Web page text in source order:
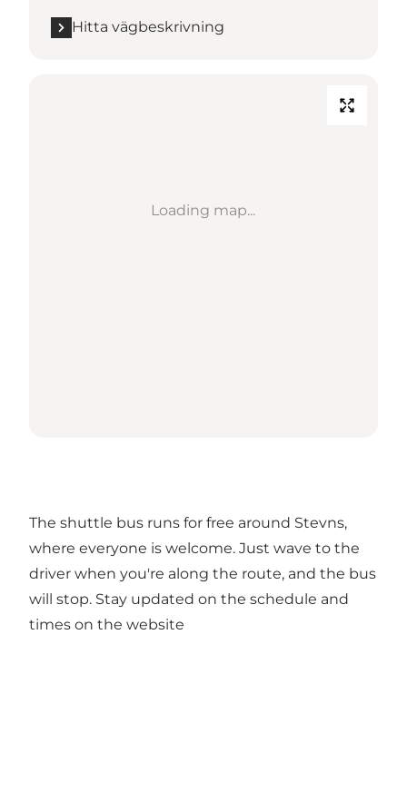
Hitta vägbeskrivning
Loading map...
The shuttle bus runs for free around Stevns,
where everyone is welcome. Just wave to the
driver when you're along the route, and the bus
will stop. Stay updated on the schedule and
times on the website